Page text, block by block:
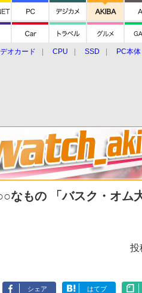
オカード CPU SSD PC本体
なもの 「バスク・オム
投
シェア はてブ